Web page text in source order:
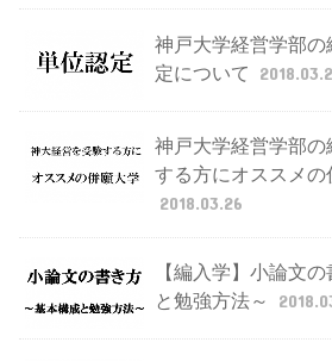
神戸大学経営学部
定について
神戸大学経営学部
する方にオススメの
2018.03.26
【編入学】小論文
と勉強方法～